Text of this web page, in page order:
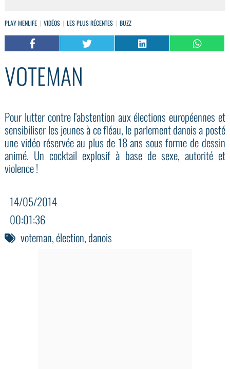
PLAY MENLIFE VIDÉOS LES PLUS RÉCENTES BUZZ
VOTEMAN
Pour lutter contre l'abstention aux élections européennes et
sensibiliser les jeunes à ce fléau, le parlement danois a posté
une vidéo réservée au plus de 18 ans sous forme de dessin
animé. Un cocktail explosif à base de sexe, autorité et
violence !
14/05/2014
00:01:36
voteman,élection,danois